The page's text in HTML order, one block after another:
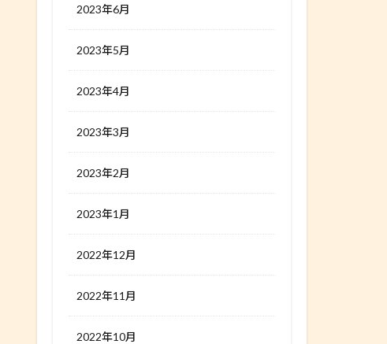
2023年6月
2023年5月
2023年4月
2023年3月
2023年2月
2023年1月
2022年12月
2022年11月
2022年10月